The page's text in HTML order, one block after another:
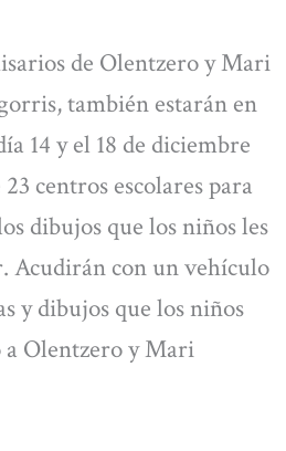
de Olentzero y Mari
también estarán en
14 y el 18 de diciembre
centros escolares para
dibujos que los niños les
Acudirán con un vehículo
y dibujos que los niños
a Olentzero y Mari